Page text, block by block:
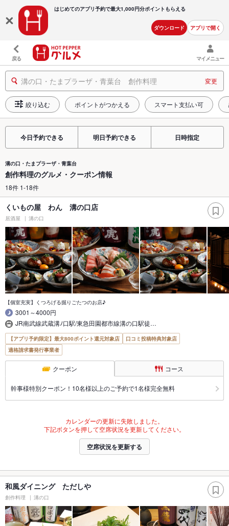
はじめてのアプリ予約で最大1,000円分ポイントもらえる
ダウンロード アプリで開く
戻る マイメニュー
溝の口・たまプラーザ・青葉台 創作料理 変更
絞り込む ポイントがつかえる スマート支払い可
今日予約できる 明日予約できる 日時指定
溝の口・たまプラーザ・青葉台
創作料理のグルメ・クーポン情報
18件 1-18件
くいもの屋 わん 溝の口店
居酒屋 溝の口
【個室充実】くつろげる掘りごたつのお店♪
3001～4000円
JR南武線武蔵溝ﾉ口駅/東急田園都市線溝の口駅徒…
【アプリ予約限定】最大800ポイント還元対象店
口コミ投稿特典対象店
適格請求書発行事業者
クーポン コース
幹事様特別クーポン！10名様以上のご予約で1名様完全無料
カレンダーの更新に失敗しました。
下記ボタンを押して空席状況を更新してください。
空席状況を更新する
和風ダイニング ただしや
創作料理 溝の口